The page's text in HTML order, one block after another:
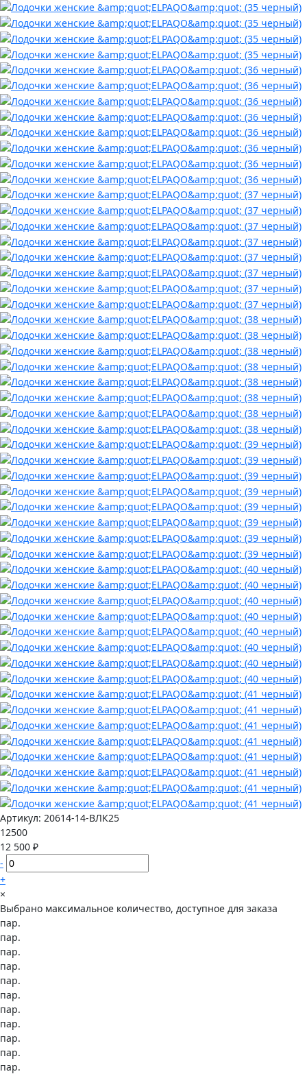
Артикул: 20614-14-ВЛК25
12500
12 500 ₽
-
+
×
Выбрано максимальное количество, доступное для заказа
пар.
пар.
пар.
пар.
пар.
пар.
пар.
пар.
пар.
пар.
пар.